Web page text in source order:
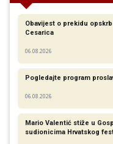
Obavijest o prekidu
Cesarica
06.08.2026
Pogledajte program
06.08.2026
Mario Valentić stiže u
sudionicima Hrvatskog